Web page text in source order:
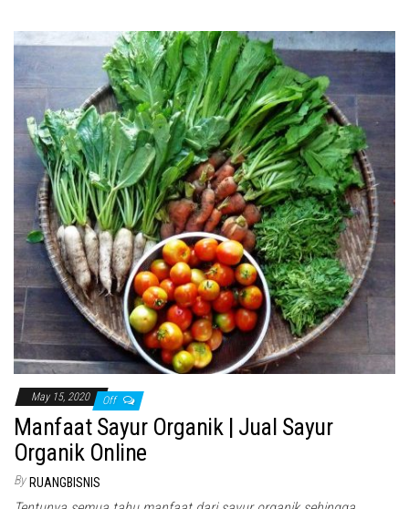
May 15, 2020 Off
Manfaat Sayur Organik | Jual Sayur
Organik Online
By RUANGBISNIS